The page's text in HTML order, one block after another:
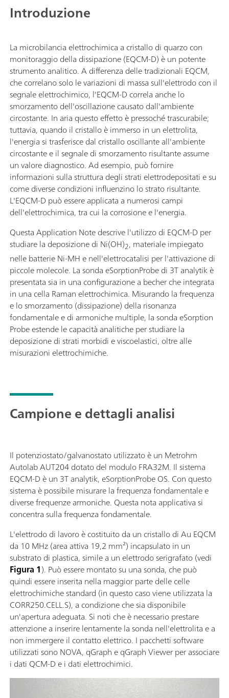
Introduzione
La microbilancia elettrochimica a cristallo di quarzo con
monitoraggio della dissipazione (EQCM-D) è un potente
strumento analitico. A differenza delle tradizionali EQCM,
che correlano solo le variazioni di massa sull'elettrodo con il
segnale elettrochimico, l'EQCM-D correla anche lo
smorzamento dell'oscillazione causato dall'ambiente
circostante. In aria questo effetto è pressoché trascurabile;
tuttavia, quando il cristallo è immerso in un elettrolita,
l'energia si trasferisce dal cristallo oscillante all'ambiente
circostante e il segnale di smorzamento risultante assume
un valore diagnostico. Ad esempio, può fornire
informazioni sulla struttura degli strati elettrodepositati e su
come diverse condizioni influenzino lo strato risultante.
L'EQCM-D può essere applicata a numerosi campi
dell'elettrochimica, tra cui la corrosione e l'energia.
Questa Application Note descrive l'utilizzo di EQCM-D per
studiare la deposizione di Ni(OH)2, materiale impiegato
nelle batterie Ni-MH e nell'elettrocatalisi per l'attivazione di
piccole molecole. La sonda eSorptionProbe di 3T analytik è
presentata sia in una configurazione a becher che integrata
in una cella Raman elettrochimica. Misurando la frequenza
e lo smorzamento (dissipazione) della risonanza
fondamentale e di armoniche multiple, la sonda eSorption
Probe estende le capacità analitiche per studiare la
deposizione di strati morbidi e viscoelastici, oltre alle
misurazioni elettrochimiche.
Campione e dettagli analisi
Il potenziostato/galvanostato utilizzato è un Metrohm
Autolab AUT204 dotato del modulo FRA32M. Il sistema
EQCM-D è un 3T analytik, eSorptionProbe OS. Con questo
sistema è possibile misurare la frequenza fondamentale e
diverse frequenze armoniche. Questa nota applicativa si
concentra sulla frequenza fondamentale.
L'elettrodo di lavoro è costituito da un cristallo di Au EQCM
da 10 MHz (area attiva 19,2 mm²) incapsulato in un
substrato di plastica, simile a un elettrodo serigrafato (vedi
Figura 1). Può essere montato su una sonda, che può
quindi essere inserita nella maggior parte delle celle
elettrochimiche standard (in questo caso viene utilizzata la
CORR250.CELL.S), a condizione che sia disponibile
un'apertura adeguata. Si noti che è necessario prestare
attenzione a inserire lentamente la sonda nell'elettrolita e a
non immergere il contatto elettrico. I pacchetti software
utilizzati sono NOVA, qGraph e qGraph Viewer per associare
i dati QCM-D e i dati elettrochimici.